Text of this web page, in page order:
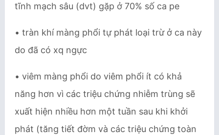
tĩnh mạch sâu (dvt) gặp ở 70% số ca pe
• tràn khí màng phổi tự phát loại trừ ở ca này
do đã có xq ngực
• viêm màng phổi do viêm phổi ít có khả
năng hơn vì các triệu chứng nhiễm trùng sẽ
xuất hiện nhiều hơn một tuần sau khi khởi
phát (tăng tiết đờm và các triệu chứng toàn